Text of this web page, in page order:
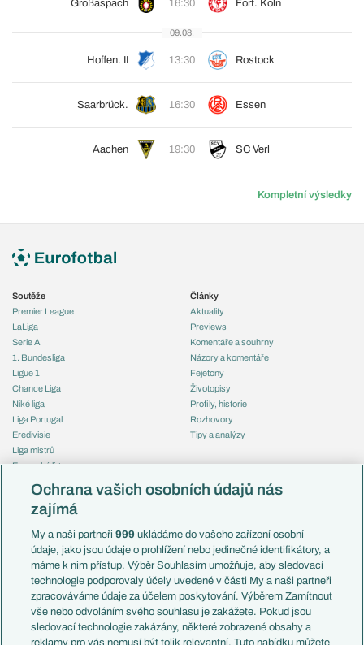
Großaspach 16:30 Fort. Köln
09.08.
Hoffen. II 13:30 Rostock
Saarbrück. 16:30 Essen
Aachen 19:30 SC Verl
Kompletní výsledky
Soutěže
Premier League
LaLiga
Serie A
1. Bundesliga
Ligue 1
Chance Liga
Niké liga
Liga Portugal
Eredivisie
Liga mistrů
Evropská liga
Mistrovství světa
Liga národů
Témata
Představení týmů MS
EuroSkauting
PL v kostce
Evropské koeficienty
Přestupy
Přestupové spekulace
Články
Aktuality
Previews
Komentáře a souhrny
Názory a komentáře
Fejetony
Životopisy
Profily, historie
Rozhovory
Tipy a analýzy
Česko
Francie
Itálie
Německo
Španělsko
Argentina
Brazílie
Přestupy
Ochrana vašich osobních údajů nás
zajímá
My a naši partneři999 ukládáme do vašeho zařízení osobní
údaje, jako jsou údaje o prohlížení nebo jedinečné identifikátory, a
máme k nim přístup. Výběr Souhlasím umožňuje, aby sledovací
technologie podporovaly účely uvedené v části My a naši partneři
zpracováváme údaje za účelem poskytování. Výběrem Zamítnout
vše nebo odvoláním svého souhlasu je zakážete. Pokud jsou
sledovací technologie zakázány, některé zobrazené obsahy a
reklamy pro vás nemusí být tolik relevantní. Tuto nabídku můžete